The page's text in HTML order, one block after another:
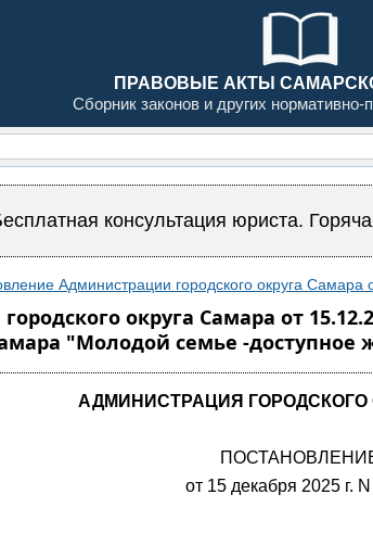
ПРАВОВЫЕ АКТЫ
Сборник законов и других
консультация юриста.
Администрации городского округа Самара
округа Самара от
"Молодой семье -доступное
АДМИНИСТРАЦИЯ ГОРОДСКОГО
от 15 декабря 2025 г.